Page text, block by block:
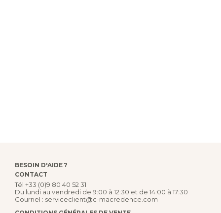
BESOIN D'AIDE ?
CONTACT
Tél +33 (0)9 80 40 52 31
Du lundi au vendredi de 9:00 à 12:30 et de 14:00 à 17:30
Courriel : serviceclient@c-macredence.com